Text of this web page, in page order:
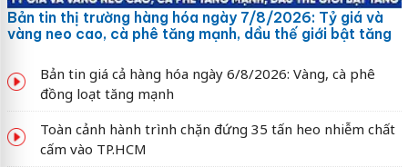
Bản tin thị trường hàng hóa ngày 7/8/2026: Tỷ giá và
vàng neo cao, cà phê tăng mạnh, dầu thế giới bật tăng
Bản tin giá cả hàng hóa ngày 6/8/2026: Vàng, cà phê
đồng loạt tăng mạnh
Toàn cảnh hành trình chặn đứng 35 tấn heo nhiễm chất
cấm vào TP.HCM